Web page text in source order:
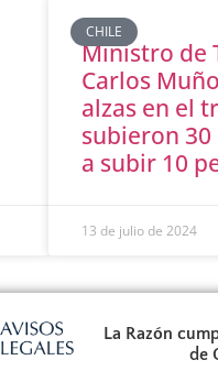
CHILE
Ministro de
Carlos
alzas en el
subieron 30
a subir 10
13 de julio de 2024
La Razón
de